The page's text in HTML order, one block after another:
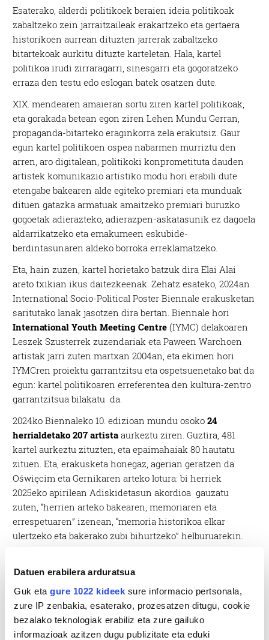
Datuen erabilera arduratsua
Guk eta gure 1022 kideek sure informacio pertsonala,
zure IP zenbakia, esaterako, prozesatzen ditugu, cookie
bezalako teknologiak erabiliz eta zure gailuko
informazioak azitzen dugu publizitate eta eduki
Esaterako, alderdi politikoek beraien ideia politikoak
zabaltzeko zein jarraitzaileak erakartzeko eta gertaera
historikoen aurrean dituzten jarrerak zabaltzeko
bitartekoak aurkitu dituzte karteletan. Hala, kartel
politikoa irudi zirraragarri, sinesgarri eta gogoratzeko
erraza den testu edo eslogan batek osatzen dute.
XIX. mendearen amaieran sortu ziren kartel politikoak,
eta gorakada betean egon ziren Lehen Mundu Gerran,
propaganda-bitarteko eraginkorra zela erakutsiz. Gaur
egun kartel politikoen ospea nabarmen murriztu den
arren, aro digitalean, politikoki konprometituta dauden
artistek komunikazio artistiko modu hori erabili dute
etengabe bakearen alde egiteko premiari eta munduak
dituen gatazka armatuak amaitzeko premiari buruzko
gogoetak adierazteko, adierazpen-askatasunik ez dagoela
aldarrikatzeko eta emakumeen eskubide-
berdintasunaren aldeko borroka erreklamatzeko.
Eta, hain zuzen, kartel horietako batzuk dira Elai Alai
areto txikian ikus daitezkeenak. Zehatz esateko, 2024an
International Socio-Political Poster Biennale erakusketan
saritutako lanak jasotzen dira bertan. Biennale hori
International Youth Meeting Centre (IYMC) delakoaren
Leszek Szusterrek zuzendariak eta Paween Warchoen
artistak jarri zuten martxan 2004an, eta ekimen hori
IYMCren proiektu garrantzitsu eta ospetsuenetako bat da
egun: kartel politikoaren erreferentea den kultura-zentro
garrantzitsua bilakatu da.
2024ko Biennaleko 10. edizioan mundu osoko 24
herrialdetako 207 artista aurkeztu ziren. Guztira, 481
kartel aurkeztu zituzten, eta epaimahaiak 80 hautatu
zituen. Eta, erakusketa honegaz, agerian geratzen da
Oświęcim eta Gernikaren arteko lotura: bi herriek
2025eko apirilean Adiskidetasun akordioa gauzatu
zuten, “herrien arteko bakearen, memoriaren eta
errespetuaren” izenean, “memoria historikoa elkar
ulertzeko eta bakerako zubi bihurtzeko” helburuarekin.